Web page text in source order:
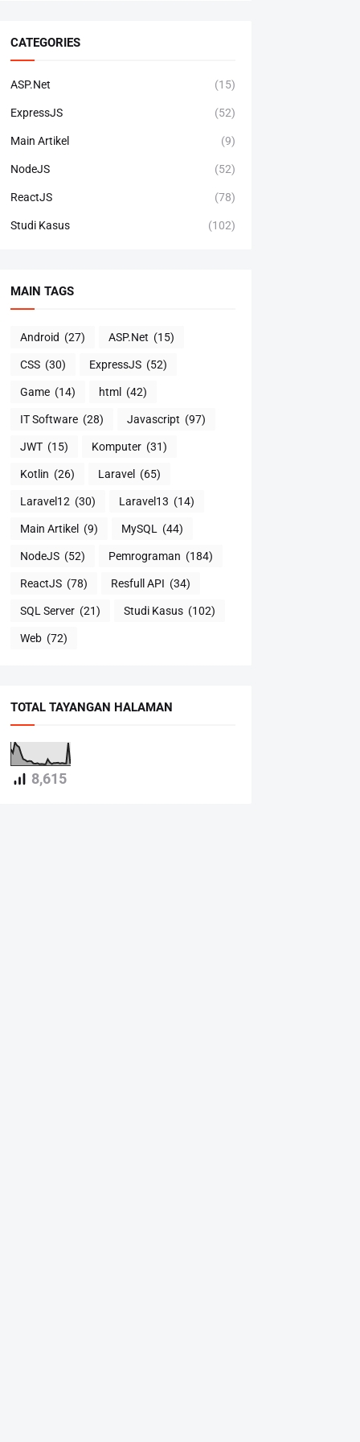
CATEGORIES
ASP.Net (15)
ExpressJS (52)
Main Artikel (9)
NodeJS (52)
ReactJS (78)
Studi Kasus (102)
MAIN TAGS
Android (27) ASP.Net (15)
CSS (30) ExpressJS (52)
Game (14) html (42)
IT Software (28) Javascript (97)
JWT (15) Komputer (31)
Kotlin (26) Laravel (65)
Laravel12 (30) Laravel13 (14)
Main Artikel (9) MySQL (44)
NodeJS (52) Pemrograman (184)
ReactJS (78) Resfull API (34)
SQL Server (21) Studi Kasus (102)
Web (72)
TOTAL TAYANGAN HALAMAN
8,615